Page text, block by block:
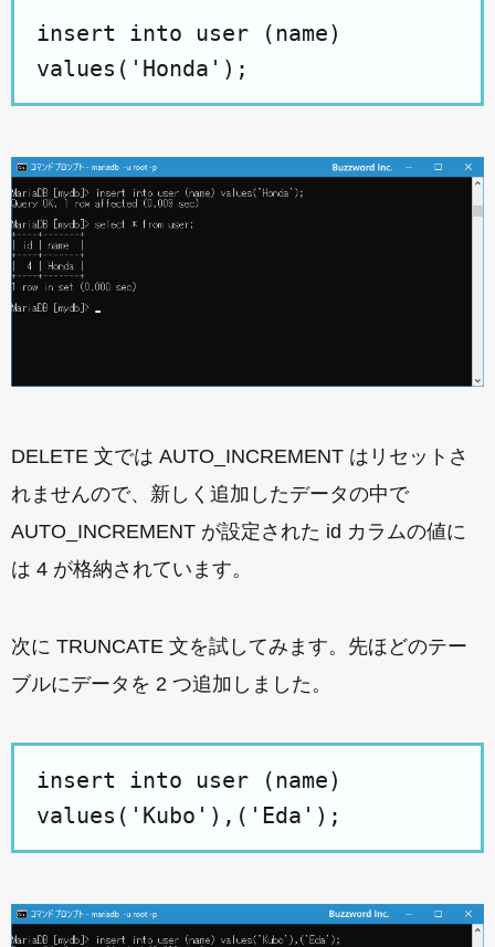
insert into user (name)
values('Honda');
DELETE 文では AUTO_INCREMENT はリセットさ
れませんので、新しく追加したデータの中で
AUTO_INCREMENT が設定された id カラムの値に
は 4 が格納されています。
次に TRUNCATE 文を試してみます。先ほどのテー
ブルにデータを 2 つ追加しました。
insert into user (name)
values('Kubo'),('Eda');